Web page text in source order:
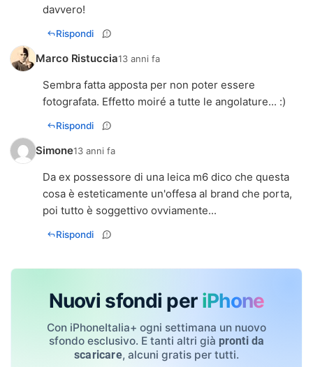
davvero!
Rispondi
Marco Ristuccia13 anni fa
Sembra fatta apposta per non poter essere
fotografata. Effetto moiré a tutte le angolature... :)
Rispondi
Simone13 anni fa
Da ex possessore di una leica m6 dico che questa
cosa è esteticamente un'offesa al brand che porta,
poi tutto è soggettivo ovviamente...
Rispondi
Nuovi sfondi per iPhone
Con iPhoneItalia+ ogni settimana un nuovo
sfondo esclusivo. E tanti altri già pronti da
scaricare, alcuni gratis per tutti.